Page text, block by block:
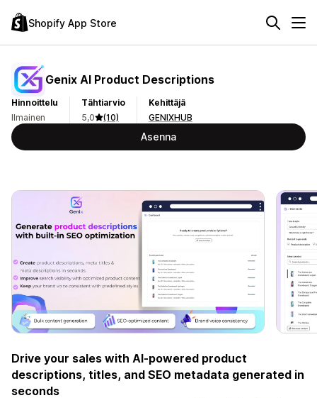
Shopify App Store
Genix AI Product Descriptions
Hinnoittelu
Ilmainen
Tähtiarvio
5,0
(10)
Kehittäjä
GENIXHUB
Asenna
Drive your sales with AI-powered product
descriptions, titles, and SEO metadata generated in
seconds